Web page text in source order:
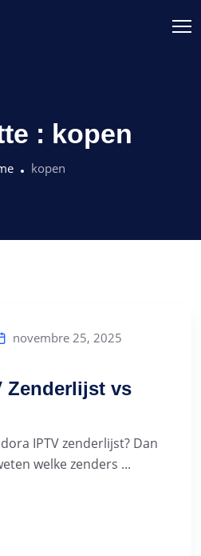
: kopen
kopen
novembre 25, 2025
Zenderlijst vs
IPTV zenderlijst? Dan
welke zenders ...